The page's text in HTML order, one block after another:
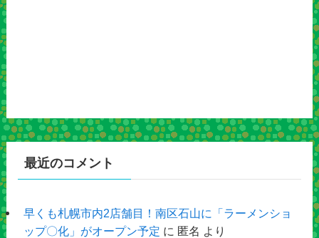
最近のコメント
早くも札幌市内2店舗目！南区石山に「ラーメンショ
ップ〇化」がオープン予定 に 匿名 より